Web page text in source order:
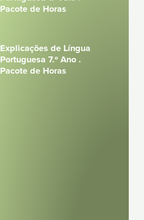
Pacote de Horas
Explicações de Língua
Portuguesa 7.º Ano .
Pacote de Horas